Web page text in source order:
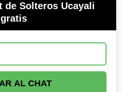
de Solteros Ucayali
gratis
AL CHAT